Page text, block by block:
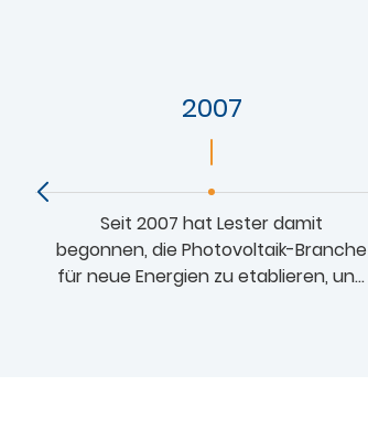
2007
Seit 2007 hat Lester damit
begonnen, die Photovoltaik-Branche
für neue Energien zu etablieren, und